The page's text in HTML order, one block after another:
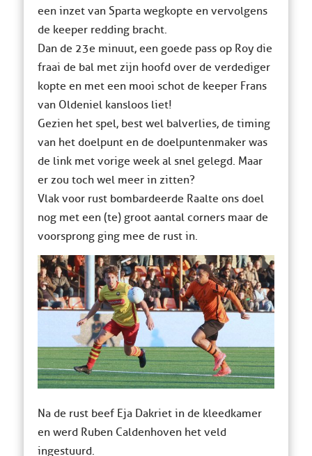
een inzet van Sparta wegkopte en vervolgens
de keeper redding bracht.
Dan de 23e minuut, een goede pass op Roy die
fraai de bal met zijn hoofd over de verdediger
kopte en met een mooi schot de keeper Frans
van Oldeniel kansloos liet!
Gezien het spel, best wel balverlies, de timing
van het doelpunt en de doelpuntenmaker was
de link met vorige week al snel gelegd. Maar
er zou toch wel meer in zitten?
Vlak voor rust bombardeerde Raalte ons doel
nog met een (te) groot aantal corners maar de
voorsprong ging mee de rust in.
Na de rust beef Eja Dakriet in de kleedkamer
en werd Ruben Caldenhoven het veld
ingestuurd.